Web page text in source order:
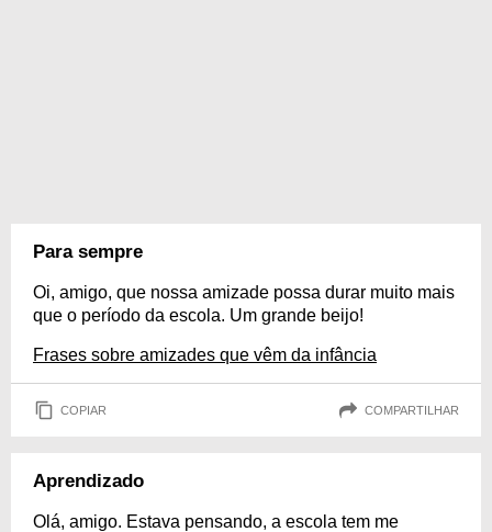
Para sempre
Oi, amigo, que nossa amizade possa durar muito mais
que o período da escola. Um grande beijo!
Frases sobre amizades que vêm da infância
COPIAR COMPARTILHAR
Aprendizado
Olá, amigo. Estava pensando, a escola tem me